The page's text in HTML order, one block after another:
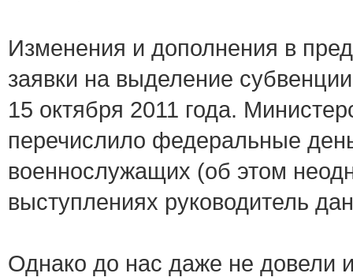
Изменения и дополнения в
заявки на выделение
15 октября 2011 года.
перечислило федеральные
военнослужащих (об этом
выступлениях руководитель
Однако до нас даже не довели